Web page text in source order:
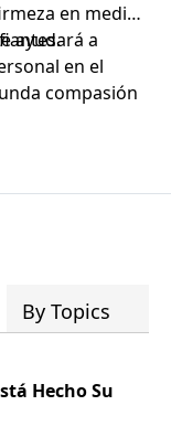
en medio
ayudará a
en el
compasión
By Topics
Hecho Su